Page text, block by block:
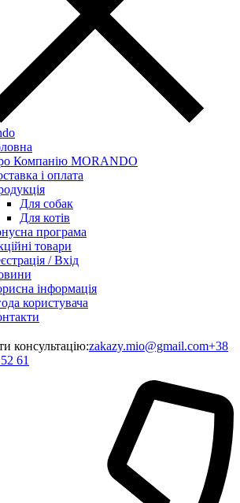
Компанію MORANDO
і оплата
Для собак
Для котів
програма
товари
/ Вхід
інформація
користувача
консультацію:zakazy.mio@gmail.com+38
61